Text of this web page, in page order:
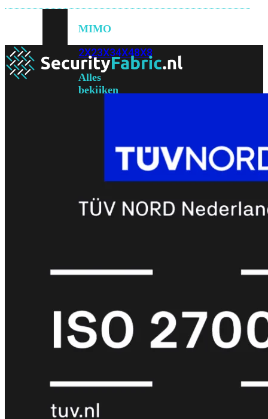
MIMO
2X23X34X48X8
Alles
bekijken
FortiGate
(FortiWiFi)
50GFortiWiFi
61F
FortiWiFi
70G FortiWiFi
81F
Licentie